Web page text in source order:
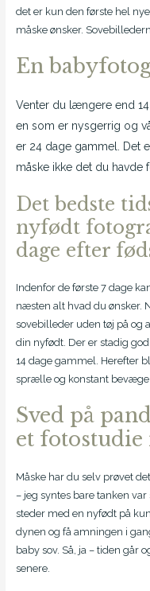
det er kun den første hel
måske ønsker.
En
Venter du længere end
en som er nysgerrig og
er 24 dage gammel. Det
måske ikke det du havde
Det bedste
nyfødt
dage efter
Indenfor de første 7 dage
næsten alt hvad du ønsker.
sovebilleder uden tøj på og
din nyfødt. Der er stadig
14 dage gammel. Herefter
sprælle og konstant bevæge
Sved på
et fotostudie
Måske har du selv prøvet
– jeg syntes bare tanken
steder med en nyfødt på
dynen og få amningen i
baby sov. Så, ja – tiden går
senere.